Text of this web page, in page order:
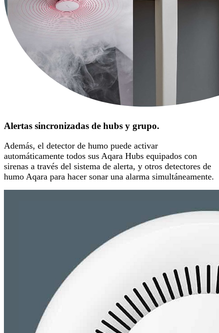
Alertas sincronizadas de hubs y grupo.
Además, el detector de humo puede activar
automáticamente todos sus Aqara Hubs equipados con
sirenas a través del sistema de alerta, y otros detectores de
humo Aqara para hacer sonar una alarma simultáneamente.